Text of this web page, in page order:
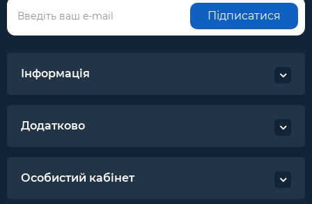
Підписатися
Інформація
Додатково
Особистий кабінет